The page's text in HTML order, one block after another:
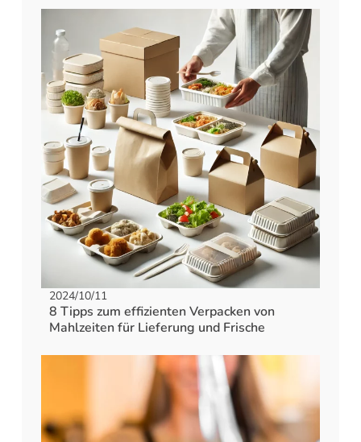
2024/10/11
8 Tipps zum effizienten Verpacken von
Mahlzeiten für Lieferung und Frische